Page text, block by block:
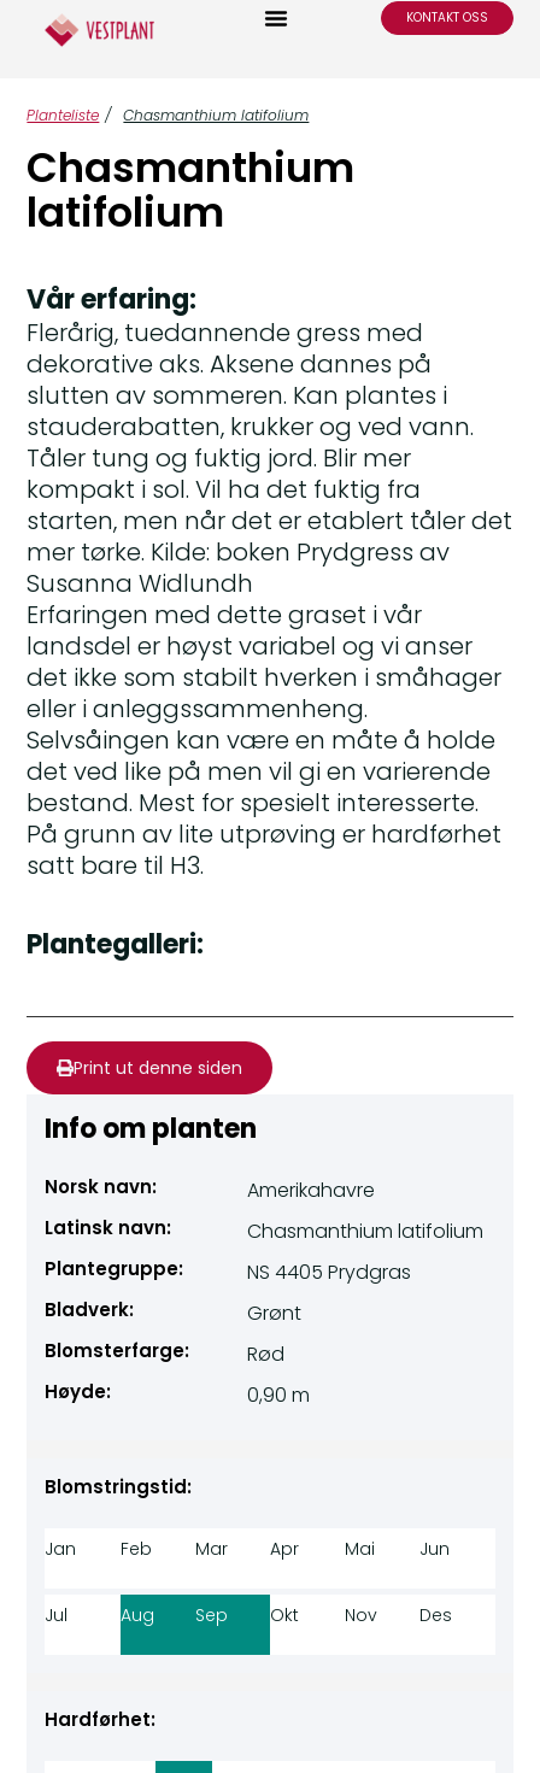
KONTAKT OSS
Planteliste / Chasmanthium latifolium
Chasmanthium
latifolium
Vår erfaring:
Flerårig, tuedannende gress med
dekorative aks. Aksene dannes på
slutten av sommeren. Kan plantes i
stauderabatten, krukker og ved vann.
Tåler tung og fuktig jord. Blir mer
kompakt i sol. Vil ha det fuktig fra
starten, men når det er etablert tåler det
mer tørke. Kilde: boken Prydgress av
Susanna Widlundh
Erfaringen med dette graset i vår
landsdel er høyst variabel og vi anser
det ikke som stabilt hverken i småhager
eller i anleggssammenheng.
Selvsåingen kan være en måte å holde
det ved like på men vil gi en varierende
bestand. Mest for spesielt interesserte.
På grunn av lite utprøving er hardførhet
satt bare til H3.
Plantegalleri:
Print ut denne siden
Info om planten
Norsk navn: Amerikahavre
Latinsk navn: Chasmanthium latifolium
Plantegruppe: NS 4405 Prydgras
Bladverk: Grønt
Blomsterfarge: Rød
Høyde: 0,90 m
Blomstringstid:
Jan Feb Mar Apr Mai Jun
Jul Aug Sep Okt Nov Des
Hardførhet: